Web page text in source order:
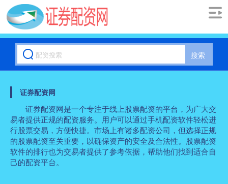
搜索
证券配资网
证券配资网是一个专注于线上股票配资的平台，为广大交
易者提供正规的配资服务。用户可以通过手机配资软件轻松进
行股票交易，方便快捷。市场上有诸多配资公司，但选择正规
的股票配资至关重要，以确保资产的安全及合法性。股票配资
软件的排行也为交易者提供了参考依据，帮助他们找到适合自
己的配资平台。